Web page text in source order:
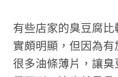
有些店家的臭豆腐比
實頗明顯，但因為
很多油條薄片，讓